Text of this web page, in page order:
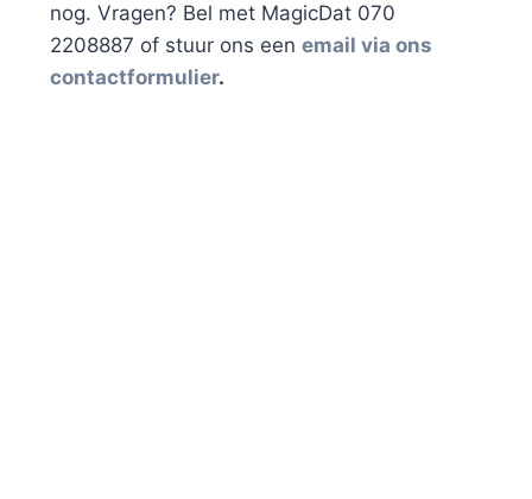
nog. Vragen? Bel met MagicDat 070
2208887 of stuur ons een email via ons
contactformulier.